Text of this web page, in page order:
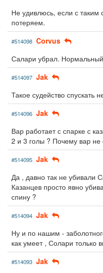
Не удивлюсь, если с таким
потеряем.
#514098 Corvus
Салари убрал.
#514097 Jak
Такое судейство спускать
#514096 Jak
Вар работает с спарке с
2 и 3 голы ? Почему вар не
#514095 Jak
Да , давно так не убивали
Казанцев просто явно
спину ?
#514094 Jak
Ну и по нашим -
как умеет , Солари только
#514093 Jak